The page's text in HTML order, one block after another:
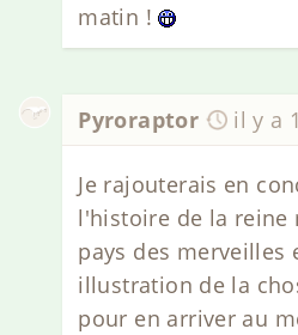
matin !
Pyroraptor il y a
Je rajouterais en
l'histoire de la reine
pays des merveilles
illustration de la
pour en arriver au